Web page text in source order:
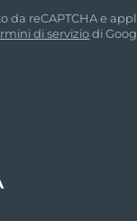
da reCAPTCHA e
di serviziodi